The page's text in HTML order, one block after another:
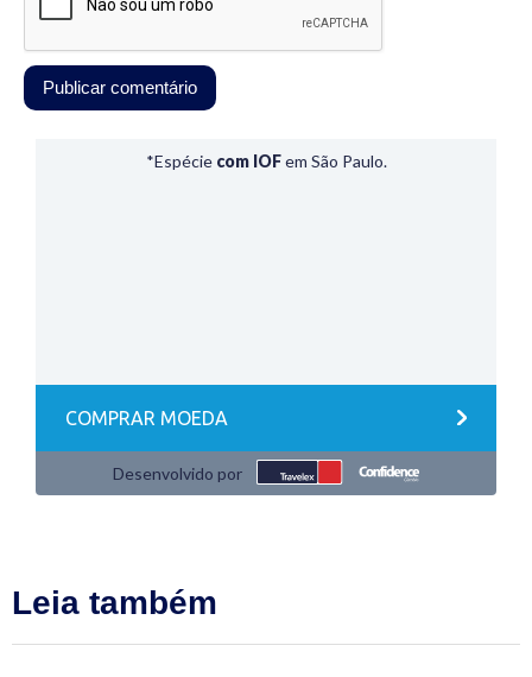
Leia também